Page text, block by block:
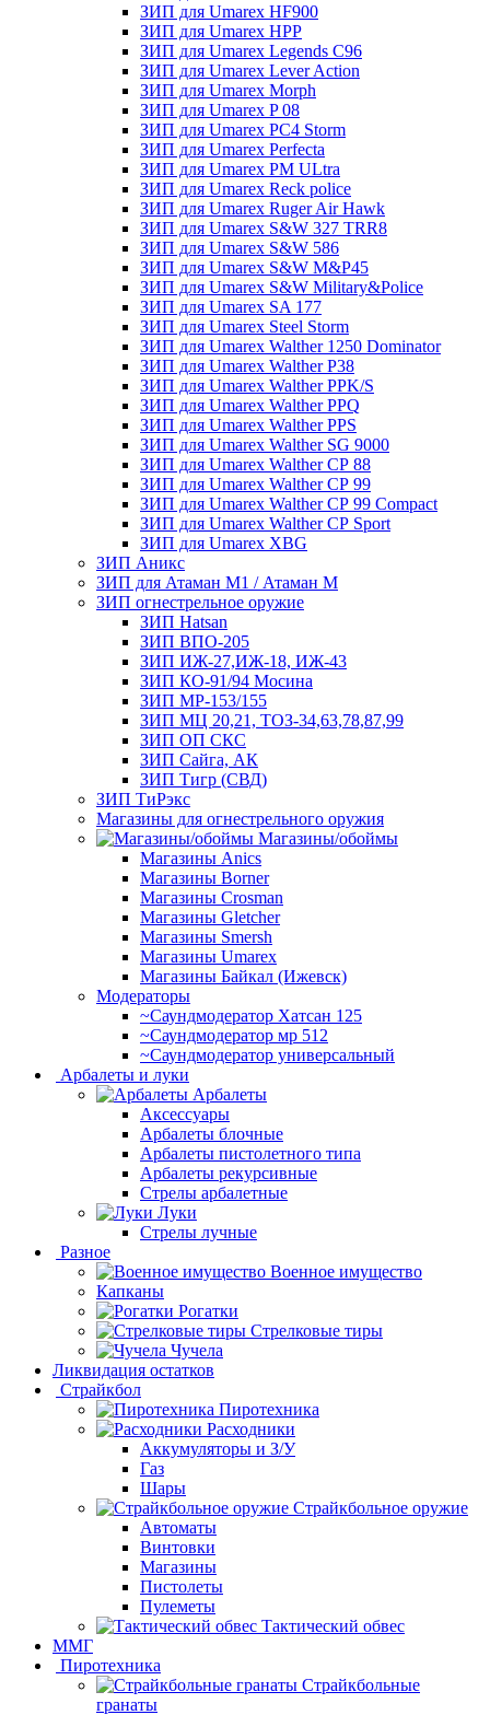
ЗИП для Umarex HF900
ЗИП для Umarex HPP
ЗИП для Umarex Legends C96
ЗИП для Umarex Lever Action
ЗИП для Umarex Morph
ЗИП для Umarex P 08
ЗИП для Umarex PC4 Storm
ЗИП для Umarex Perfecta
ЗИП для Umarex PM ULtra
ЗИП для Umarex Reck police
ЗИП для Umarex Ruger Air Hawk
ЗИП для Umarex S&W 327 TRR8
ЗИП для Umarex S&W 586
ЗИП для Umarex S&W M&P45
ЗИП для Umarex S&W Military&Police
ЗИП для Umarex SA 177
ЗИП для Umarex Steel Storm
ЗИП для Umarex Walther 1250 Dominator
ЗИП для Umarex Walther P38
ЗИП для Umarex Walther PPK/S
ЗИП для Umarex Walther PPQ
ЗИП для Umarex Walther PPS
ЗИП для Umarex Walther SG 9000
ЗИП для Umarex Walther СР 88
ЗИП для Umarex Walther СР 99
ЗИП для Umarex Walther СР 99 Compact
ЗИП для Umarex Walther СР Sport
ЗИП для Umarex XBG
ЗИП Аникс
ЗИП для Атаман М1 / Атаман М
ЗИП огнестрельное оружие
ЗИП Hatsan
ЗИП ВПО-205
ЗИП ИЖ-27,ИЖ-18, ИЖ-43
ЗИП КО-91/94 Мосина
ЗИП МР-153/155
ЗИП МЦ 20,21, ТОЗ-34,63,78,87,99
ЗИП ОП СКС
ЗИП Сайга, АК
ЗИП Тигр (СВД)
ЗИП ТиРэкс
Магазины для огнестрельного оружия
Магазины/обоймы
Магазины Anics
Магазины Borner
Магазины Crosman
Магазины Gletcher
Магазины Smersh
Магазины Umarex
Магазины Байкал (Ижевск)
Модераторы
~Cаундмодератор Хатсан 125
~Саундмодератор мр 512
~Саундмодератор универсальный
Арбалеты и луки
Арбалеты
Аксессуары
Арбалеты блочные
Арбалеты пистолетного типа
Арбалеты рекурсивные
Стрелы арбалетные
Луки
Стрелы лучные
Разное
Военное имущество
Капканы
Рогатки
Стрелковые тиры
Чучела
Ликвидация остатков
Страйкбол
Пиротехника
Расходники
Аккумуляторы и З/У
Газ
Шары
Страйкбольное оружие
Автоматы
Винтовки
Магазины
Пистолеты
Пулеметы
Тактический обвес
ММГ
Пиротехника
Страйкбольные
гранаты